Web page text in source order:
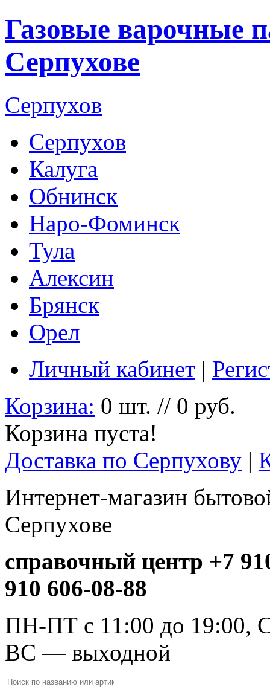
Газовые варочные
Серпухове
Серпухов
Серпухов
Калуга
Обнинск
Наро-Фоминск
Тула
Алексин
Брянск
Орел
Личный кабинет |
Корзина: 0 шт. // 0 руб.
Корзина пуста!
Доставка по Серпухову |
Интернет-магазин
Серпухове
справочный центр +7
910 606-08-88
ПН-ПТ с 11:00 до 19:00,
ВС — выходной